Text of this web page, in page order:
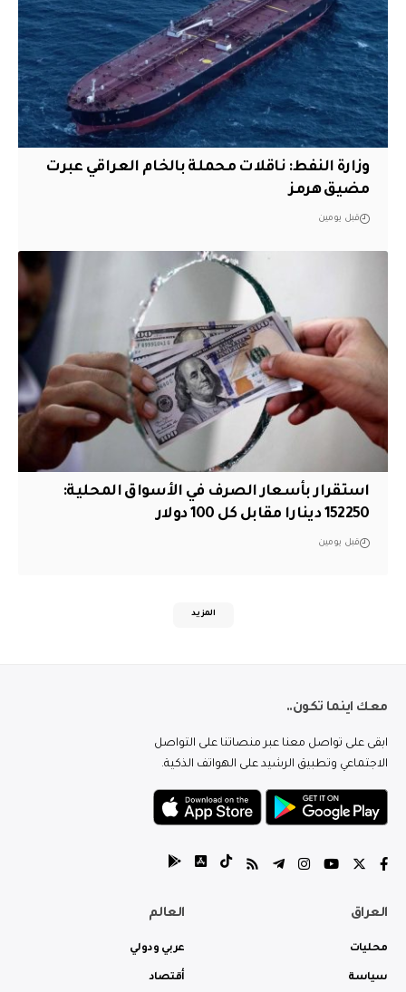
وزارة النفط: ناقلات محملة بالخام العراقي عبرت
مضيق هرمز
قبل يومين
استقرار بأسعار الصرف في الأسواق المحلية:
152250 دينارا مقابل كل 100 دولار
قبل يومين
المزيد
معك اينما تكون..
ابقى على تواصل معنا عبر منصاتنا على التواصل
الاجتماعي وتطبيق الرشيد على الهواتف الذكية.
العراق
محليات
سياسة
العالم
عربي ودولي
أقتصاد